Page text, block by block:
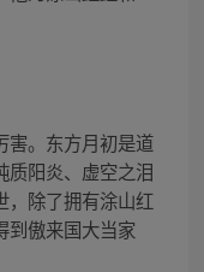
害。东方月初是道
质阳炎、虚空之泪
，除了拥有涂山红
到傲来国大当家